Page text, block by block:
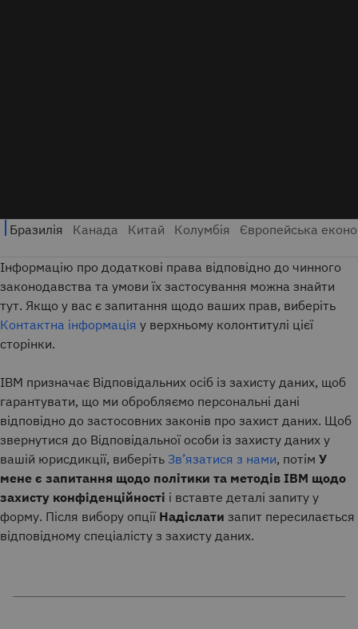
Інформацію про додаткові права відповідно до чинного
законодавства та умови їх застосування можна знайти
тут. Якщо у вас є запитання щодо ваших прав, виберіть
Контактна інформація у верхньому колонтитулі цієї
сторінки.
IBM призначає Відповідальних осіб із захисту даних, щоб
гарантувати, що ми обробляємо персональні дані
відповідно до застосовних законів про захист даних. Щоб
звернутися до Відповідальної особи із захисту даних у
вашій юрисдикції, виберіть Зв’язатися з нами, потім У
мене є запитання щодо політики та методів IBM щодо
захисту конфіденційності і вставте деталі запиту у
форму. Після вибору опції Надіслати запит пересилається
відповідному спеціалісту з захисту даних.